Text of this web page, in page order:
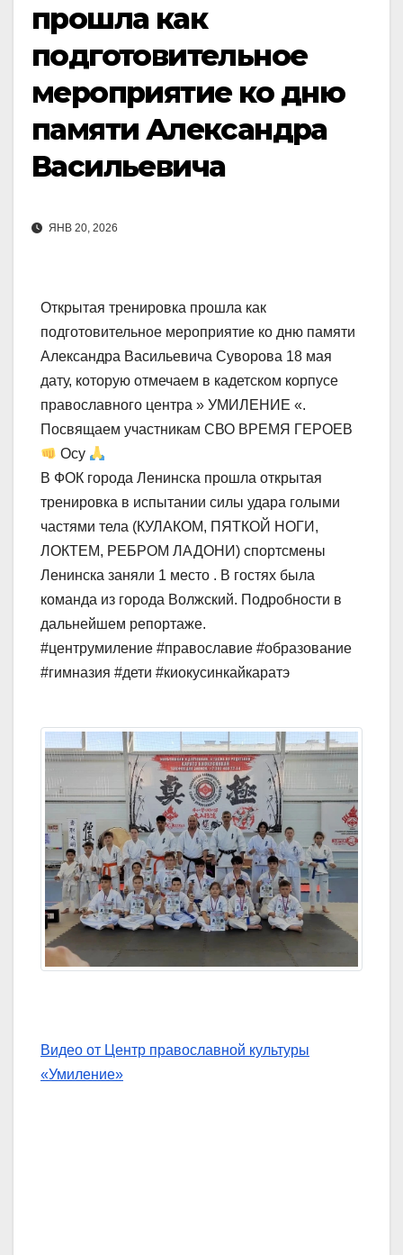
прошла как
подготовительное
мероприятие ко дню
памяти Александра
Васильевича
ЯНВ 20, 2026
Открытая тренировка прошла как
подготовительное мероприятие ко дню памяти
Александра Васильевича Суворова 18 мая
дату, которую отмечаем в кадетском корпусе
православного центра » УМИЛЕНИЕ «.
Посвящаем участникам СВО ВРЕМЯ ГЕРОЕВ
Осу
В ФОК города Ленинска прошла открытая
тренировка в испытании силы удара голыми
частями тела (КУЛАКОМ, ПЯТКОЙ НОГИ,
ЛОКТЕМ, РЕБРОМ ЛАДОНИ) спортсмены
Ленинска заняли 1 место . В гостях была
команда из города Волжский. Подробности в
дальнейшем репортаже.
#центрумиление #православие #образование
#гимназия #дети #киокусинкайкаратэ
Видео от Центр православной культуры
«Умиление»